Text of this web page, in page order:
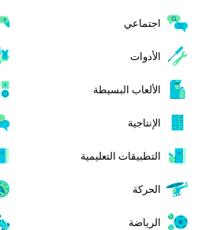
اجتماعي
الأدوات
الألعاب البسيطة
الإنتاجية
التطبيقات التعليمية
الحركة
الرياضة